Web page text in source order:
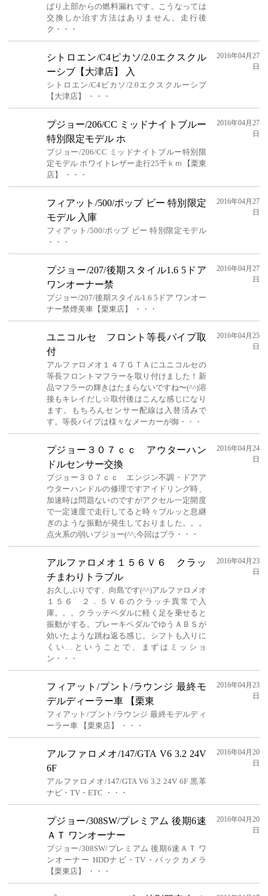
ぱり上部からの燃料漏れです。こうなっては
交換しか治す方法はありません。走行後
ク・・・
シトロエン/C4ピカソ/2.0エクスクル
ーシブ【大津店】 入
シトロエン/C4ピカソ/2.0エクスクルーシブ
【大津店】 ・・・
2016年04月27
日
プジョー/206/CC ミッドナイトブルー
特別限定モデル ホ
プジョー/206/CC ミッドナイトブルー特別限
定モデル ホワイトレザー走行25千ｋｍ【栗東
店】 ・・・
2016年04月27
日
フィアット/500/ポップ ビー 特別限定
モデル 入庫
フィアット/500/ポップ ビー 特別限定モデル
・・・
2016年04月27
日
プジョー/207/後期スタイル1.6 5ドア
ワンオーナー禁
プジョー/207/後期スタイル1.6 5ドア ワンオー
ナー禁煙美車【栗東店】 ・・・
2016年04月27
日
ユニコルセ フロント等長パイプ取
付
アルファロメオ１４７ＧＴＡにユニコルセの
等長フロントマフラーを取り付けました！新
品マフラーの輝きはたまらないですね〜(^^)溶
接もキレイだし☆取付後はこんな感じになり
ます。もちろんセンサー配線は入替済みで
す。等長パイプは様々なメーカーが御・・・
2016年04月25
日
プジョー３０７ｃｃ アウターハン
ドルセンサー交換
プジョー３０７ｃｃ エンジン不調・ドアア
ウターハンドルの修理ですアイドリング時、
加速時は問題ないのですがアクセル一定開度
で一定速度で走行してると時々ブルッと息継
ぎのような振動が発生しておりました。。。
点火系の弱いプジョー(^^;今回はプラ・・・
2016年04月24
日
アルファロメオ１５６Ｖ６ クラッ
チまわりトラブル
お久しぶりです、向島です(^^)アルファロメオ
１５６ ２．５Ｖ６のクラッチ異常で入
庫。。。クラッチペダルに軽く足を乗せると
振動がする。ブレーキペダルでゆうＡＢＳが
効いたような跳ね返る感じ。シフトも入りに
くい…ということで、まずはミッショ
ン・・・
2016年04月23
日
フィアット/プント/ラウンジ 最終モ
デルディーラー車 【栗東
フィアット/プント/ラウンジ 最終モデルディ
ーラー車 【栗東店】 ・・・
2016年04月23
日
アルファロメオ/147/GTA V6 3.2 24V
6F
アルファロメオ/147/GTA V6 3.2 24V 6F 黒革
ナビ・TV・ETC ・・・
2016年04月20
日
プジョー/308SW/プレミアム 後期6速
ＡＴ ワンオーナー
プジョー/308SW/プレミアム 後期6速ＡＴ ワ
ンオーナー HDDナビ・TV・バックカメラ
【栗東店】 ・・・
2016年04月20
日